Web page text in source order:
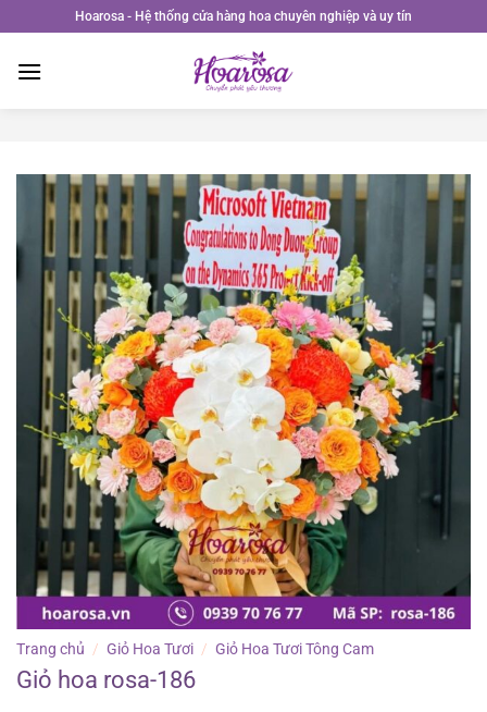
qua
nội
Hoarosa - Hệ thống cửa hàng hoa chuyên nghiệp và uy tín
Trang chủ / Giỏ Hoa Tươi / Giỏ Hoa Tươi Tông Cam
Giỏ hoa rosa-186